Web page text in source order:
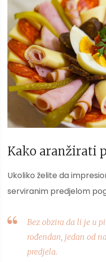
Kako aranžirati
Ukoliko želite da
serviranim predjelom
Bez obzira da li je u
rođendan, jedan od
predjela.